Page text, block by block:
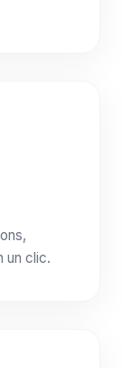
un clic.